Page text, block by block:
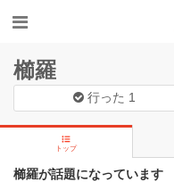
櫛羅
行った 1
トップ
櫛羅が話題になっています